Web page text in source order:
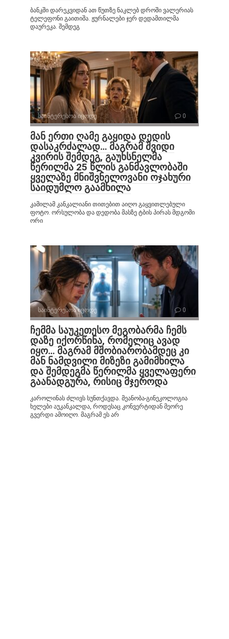
ბანკში დარეკვიდან ათ წუთზე ნაკლებ დროში ვალერიას
ტელეფონი გაითიშა. ჟურნალები ჯერ დედამთილმა
დაურეკა. შემდეგ
საინტერესოა იცოდე 0
მან ერთი ღამე გაყიდა დედის
დასაკრძალად… მაგრამ შვიდი
კვირის შემდეგ, გაუხსნელმა
წერილმა 25 წლის განმავლობაში
ყველაზე მნიშვნელოვანი ოჯახური
საიდუმლო გაამხილა
კამილამ კანკალიანი თითებით აიღო გაყვითლებული
ფოტო. ორსულობა და დედობა მასზე ტბის პირას მდგომი
ორი
საინტერესოა იცოდე 0
ჩემმა საუკეთესო მეგობარმა ჩემს
დაზე იქორწინა, რომელიც ავად
იყო… მაგრამ მშობიარობამდეც კი
მან ნამდვილი მიზეზი გამიმხილა
და შემდეგმა წერილმა ყველაფერი
გაანადგურა, რისიც მჯეროდა
კაროლინას ძლივს სუნთქავდა. მეანობა-გინეკოლოგია
ხელები აუკანკალდა, როდესაც კონვერტიდან მეორე
გვერდი ამოიღო. მაგრამ ეს არ